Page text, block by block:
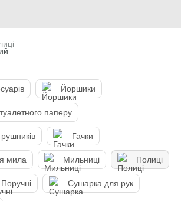
Йоршики
паперу
Гачки
мила Мильниці Полиці
Поручні Сушарка для рук